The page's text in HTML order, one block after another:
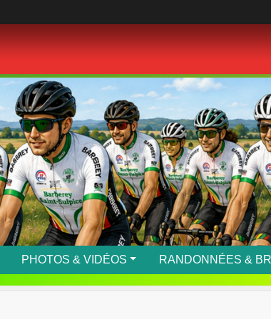
PHOTOS & VIDÉOS RANDONNÉES &